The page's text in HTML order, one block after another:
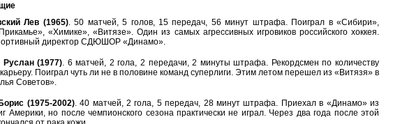
Лев (1965). 50 матчей, 5 голов, 15 передач, 56 минут штрафа. Поиграл в «Сибири»,
«Химике», «Витязе». Один из самых агрессивных игровиков российского хоккея.
директор СДЮШОР «Динамо».
Руслан (1977). 6 матчей, 2 гола, 2 передачи, 2 минуты штрафа. Рекордсмен по количеству
Поиграл чуть ли не в половине команд суперлиги. Этим летом перешел из «Витязя» в
Советов».
(1975-2002). 40 матчей, 2 гола, 5 передач, 28 минут штрафа. Приехал в «Динамо» из
Америки, но после чемпионского сезона практически не играл. Через два года после этой